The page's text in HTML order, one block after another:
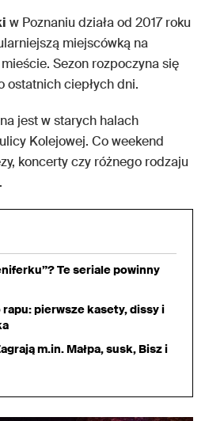
w Poznaniu działa od 2017 roku
miejscówką na
Sezon rozpoczyna się
ostatnich ciepłych dni.
jest w starych halach
Kolejowej. Co weekend
koncerty czy różnego rodzaju
Te seriale powinny
pierwsze kasety, dissy i
m.in. Małpa, susk, Bisz i